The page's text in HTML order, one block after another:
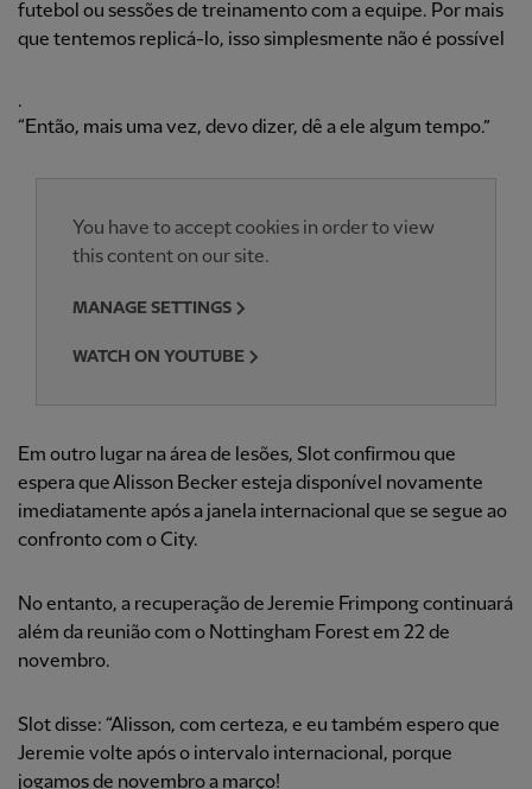
futebol ou sessões de treinamento com a equipe. Por mais
que tentemos replicá-lo, isso simplesmente não é possível
.
“Então, mais uma vez, devo dizer, dê a ele algum tempo.”
You have to accept cookies in order to view
this content on our site.
MANAGE SETTINGS
WATCH ON YOUTUBE
Em outro lugar na área de lesões, Slot confirmou que
espera que Alisson Becker esteja disponível novamente
imediatamente após a janela internacional que se segue ao
confronto com o City.
No entanto, a recuperação de Jeremie Frimpong continuará
além da reunião com o Nottingham Forest em 22 de
novembro.
Slot disse: “Alisson, com certeza, e eu também espero que
Jeremie volte após o intervalo internacional, porque
jogamos de novembro a março!